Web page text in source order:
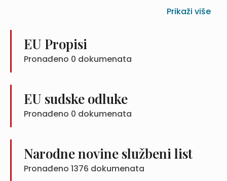
korištenje plaćenog
omogućio
državnom službeniku i namješteniku
korištenje plaćenog dopusta s osnova darivanja krvi
neposredno nakon darivanja,državni službenik
Prikaži više
EU Propisi
Pronađeno 0 dokumenata
EU sudske odluke
Pronađeno 0 dokumenata
Narodne novine službeni list
Pronađeno 1376 dokumenata